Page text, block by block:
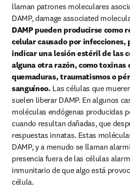
llaman patrones moleculares
DAMP, damage associated
DAMP pueden producirse como
celular causado por infecciones,
indicar una lesión estéril de las
alguna otra razón, como toxinas
quemaduras, traumatismos o
sanguíneo. Las células que
suelen liberar DAMP. En algunos
moléculas endógenas producidas
cuando resultan dañadas, que
respuestas innatas. Estas
DAMP, y a menudo se llaman
presencia fuera de las células
inmunitario de que algo está
célula.